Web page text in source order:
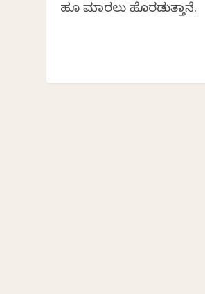
ಹೂ ಮಾರಲು ಹೊರಡುತ್ತಾನೆ.